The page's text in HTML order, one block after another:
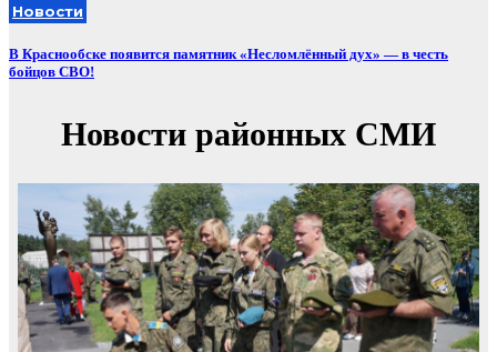
Новости
В Краснообске появится памятник «Несломлённый дух» — в честь
бойцов СВО!